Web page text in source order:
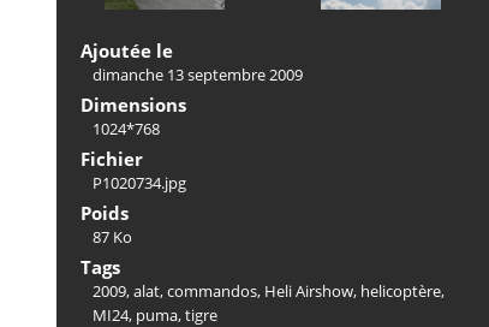
Ajoutée le
dimanche 13 septembre 2009
Dimensions
1024*768
Fichier
P1020734.jpg
Poids
87 Ko
Tags
2009,alat,commandos, Heli Airshow, helicoptère,
MI24, puma,tigre